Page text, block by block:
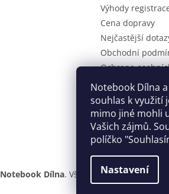
Notebook Dílna
souhlas k využití
mimo jiné mohli
Vašich zájmů.
políčko
Nastavení
Výhody
Cena dopravy
Nejčastější
Obchodní
Ochrana
Reklamační řád
Servisní
Naše certifikáty
Kontakty
Notebook Dílna. Všechna práva vyhrazena.